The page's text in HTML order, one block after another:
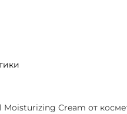
Cream от